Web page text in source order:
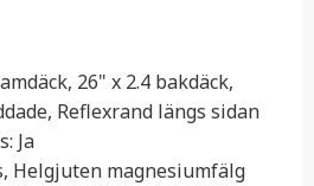
26" x 2.4 bakdäck,
Reflexrand längs sidan
Ja
Helgjuten magnesiumfälg